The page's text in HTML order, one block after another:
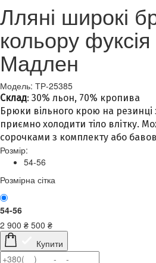
Лляні широкі
кольору
Мадлен
Модель: ТР-25385
Склад: 30% льон, 70% кропива
Брюки вільного крою на резинці
приємно холодити тіло влітку.
сорочками з комплекту або
Розмір:
54-56
Розмірна сітка
54-56
2 900 ₴ 500 ₴
Купити